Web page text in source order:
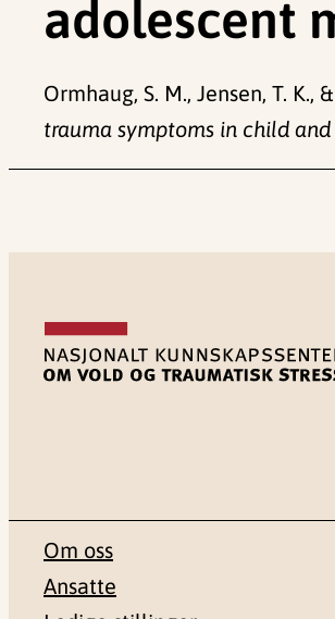
adolescent
Ormhaug, S. M., Jensen, T. K.,
trauma symptoms in child
Om oss
Ansatte